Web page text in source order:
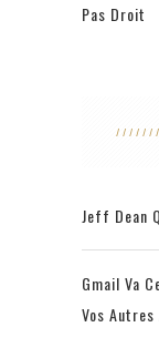
Pas Droit
Jeff Dean
Gmail Va
Vos